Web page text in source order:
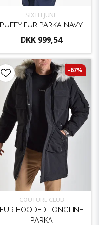
SIXTH JUNE
PUFFY FUR PARKA NAVY
DKK 999,54
COUTURE CLUB
FUR HOODED LONGLINE
PARKA
-67%